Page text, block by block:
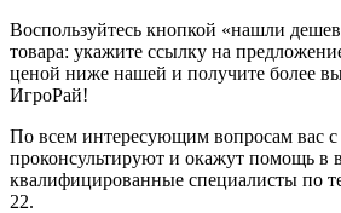
Воспользуйтесь кнопкой «нашли
товара: укажите ссылку на
ценой ниже нашей и получите более
ИгроРай!
По всем интересующим вопросам вас с
проконсультируют и окажут помощь в
квалифицированные специалисты по
22.